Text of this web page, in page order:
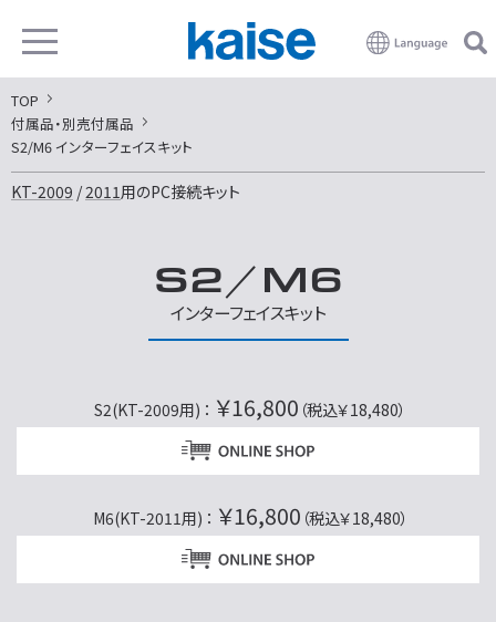
TOP
付属品・別売付属品
S2/M6 インターフェイスキット
KT-2009 /2011 用のPC接続キット
S2 ／M6
インターフェイスキット
S2(KT-2009用) ： ￥16,800 （税込￥18,480）
M6(KT-2011用) ： ￥16,800 （税込￥18,480）